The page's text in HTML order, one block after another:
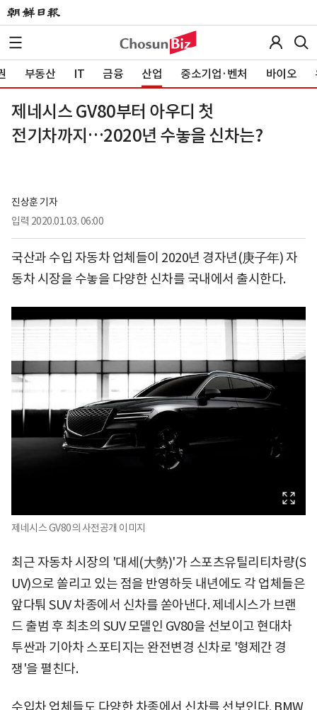
부동산 IT 금융 산업 중소기업·벤처 바이오
제네시스 GV80부터 아우디 첫
전기차까지…2020년 수놓을 신차는?
진상훈 기자
입력 2020.01.03. 06:00
국산과 수입 자동차 업체들이 2020년 경자년(庚子年) 자
동차 시장을 수놓을 다양한 신차를 국내에서 출시한다.
제네시스 GV80의 사전공개 이미지
최근 자동차 시장의 '대세(大勢)'가 스포츠유틸리티차량(S
UV)으로 쏠리고 있는 점을 반영하듯 내년에도 각 업체들은
앞다퉈 SUV 차종에서 신차를 쏟아낸다. 제네시스가 브랜
드 출범 후 최초의 SUV 모델인 GV80을 선보이고 현대차
투싼과 기아차 스포티지는 완전변경 신차로 '형제간 경
쟁'을 펼친다.
수입차 업체들도 다양한 차종에서 신차를 선보인다. BMW